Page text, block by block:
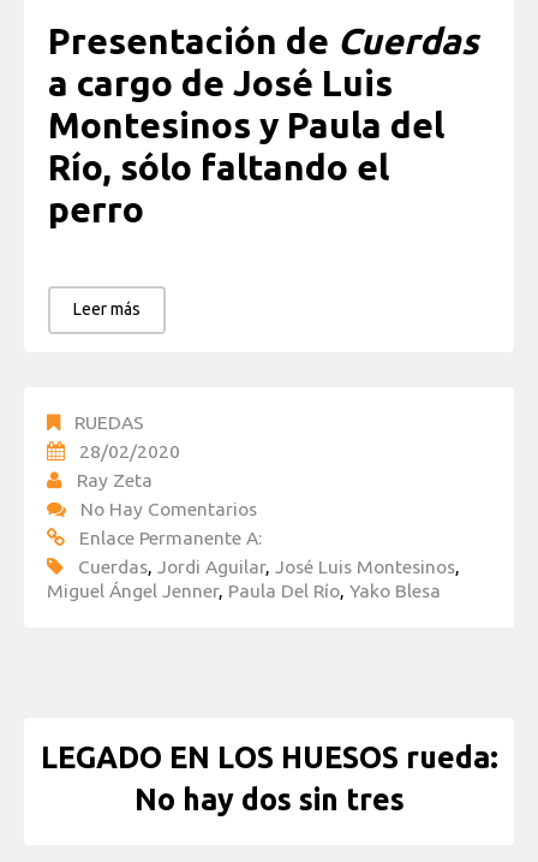
Presentación de Cuerdas
a cargo de José Luis
Montesinos y Paula del
Río, sólo faltando el
perro
Leer más
RUEDAS
28/02/2020
Ray Zeta
No Hay Comentarios
Enlace Permanente A:
Cuerdas, Jordi Aguilar, José Luis Montesinos,
Miguel Ángel Jenner, Paula Del Río, Yako Blesa
LEGADO EN LOS HUESOS rueda:
No hay dos sin tres